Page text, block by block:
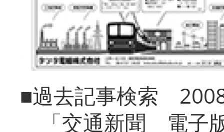
■過去記事検索
「交通新聞 電子